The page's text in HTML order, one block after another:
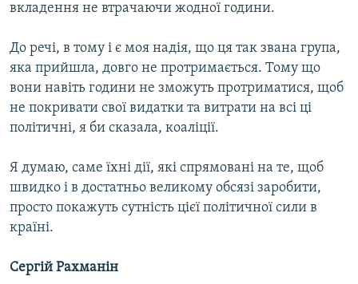
вкладення не втрачаючи жодної години.
До речі, в тому і є моя надія, що ця так звана група,
яка прийшла, довго не протримається. Тому що
вони навіть години не зможуть протриматися, щоб
не покривати свої видатки та витрати на всі ці
політичні, я би сказала, коаліції.
Я думаю, саме їхні дії, які спрямовані на те, щоб
швидко і в достатньо великому обсязі заробити,
просто покажуть сутність цієї політичної сили в
країні.
Сергій Рахманін